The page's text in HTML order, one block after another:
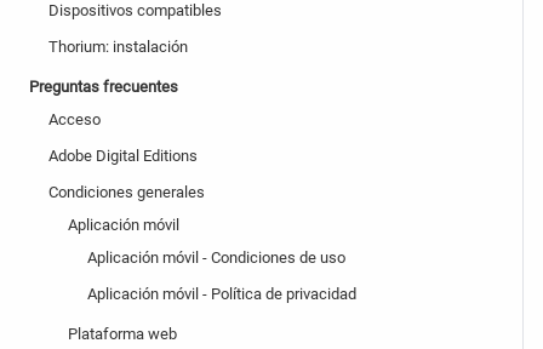
Dispositivos compatibles
Thorium: instalación
Preguntas frecuentes
Acceso
Adobe Digital Editions
Condiciones generales
Aplicación móvil
Aplicación móvil - Condiciones de uso
Aplicación móvil - Política de privacidad
Plataforma web